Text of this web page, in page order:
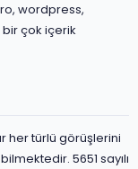
wordpress,
çok içerik
her türlü görüşlerini
5651 sayılı